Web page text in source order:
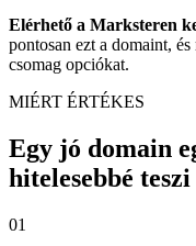
Elérhető a Marksteren
pontosan ezt a domaint,
csomag opciókat.
MIÉRT ÉRTÉKES
Egy jó domain
hitelesebbé
01